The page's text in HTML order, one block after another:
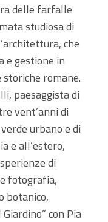
delle farfalle
studiosa di
che
e gestione in
romane.
paesaggista di
vent’anni di
urbano e di
e all’estero,
di
fotografia,
botanico,
con Pia